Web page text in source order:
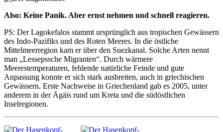
Also: Keine Panik. Aber ernst nehmen und schnell reagieren.
PS: Der Lagokefalos stammt ursprünglich aus tropischen Gewässern
des Indo-Pazifiks und des Roten Meeres. In die östliche
Mittelmeerregion kam er über den Suezkanal. Solche Arten nennt
man „Lessepssche Migranten“. Durch wärmere
Meerestemperaturen, fehlende natürliche Feinde und gute
Anpassung konnte er sich stark ausbreiten, auch in griechischen
Gewässern. Erste Nachweise in Griechenland gab es 2005, unter
anderem in der Ägäis rund um Kreta und die südöstlichen
Inselregionen.